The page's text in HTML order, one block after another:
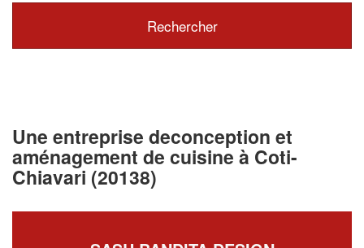
Une entreprise deconception et
aménagement de cuisine à Coti-
Chiavari (20138)